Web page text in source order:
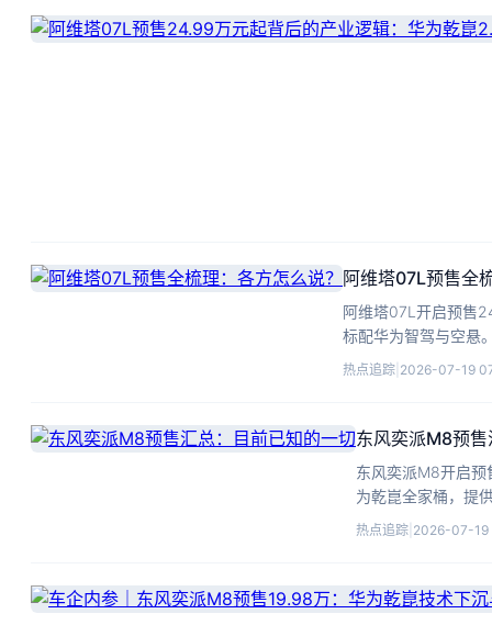
阿维塔07L预售全
阿维塔07L开启预售
标配华为智驾与空悬
热点追踪 2026-07-19
东风奕派M8预
东风奕派M8开启
为乾崑全家桶，提
热点追踪 2026-07-19